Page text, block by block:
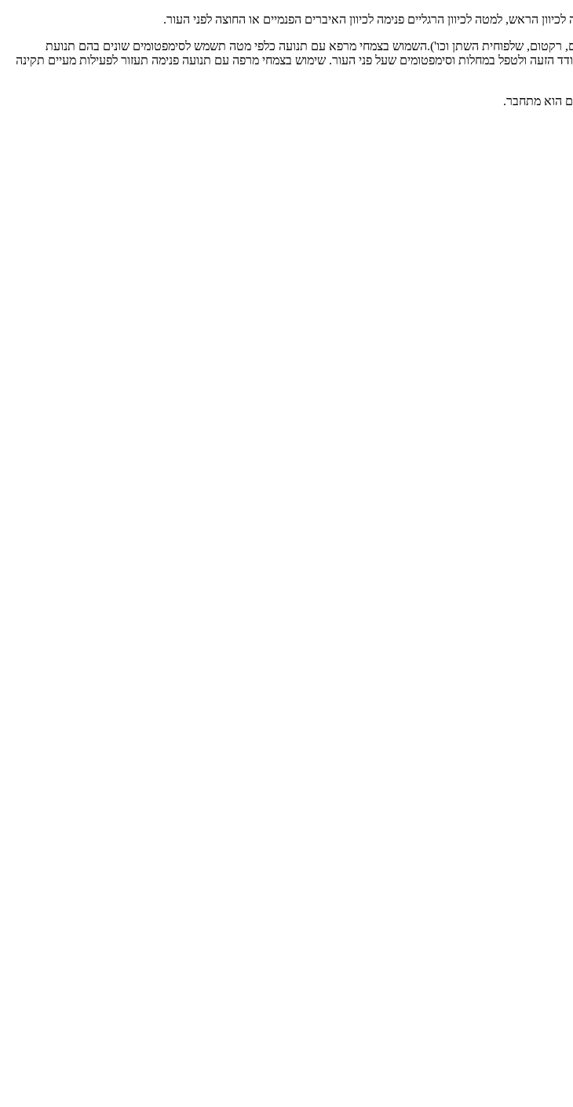
הראש, למטה לכיוון הרגליים פנימה לכיוון האיברים הפנמיים או החוצה לפני העור.
רקטום, שלפוחית השתן וכו').השמוש בצמחי מרפא עם תנועה כלפי מטה תשמש לסימפטומים שונים בהם תנועת
ולטפל במחלות וסימפטומים שעל פני העור. שימוש בצמחי מרפה עם תנועה פנימה תעזור לפעילות מעיים תקינה
הוא מתחבר.